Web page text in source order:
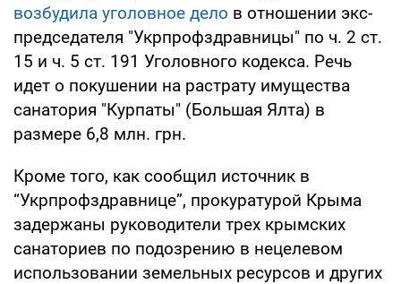
возбудила уголовное дело в отношении экс-
председателя "Укрпрофздравницы" по ч. 2 ст.
15 и ч. 5 ст. 191 Уголовного кодекса. Речь
идет о покушении на растрату имущества
санатория "Курпаты" (Большая Ялта) в
размере 6,8 млн. грн.
Кроме того, как сообщил источник в
“Укрпрофздравнице”, прокуратурой Крыма
задержаны руководители трех крымских
санаториев по подозрению в нецелевом
использовании земельных ресурсов и других